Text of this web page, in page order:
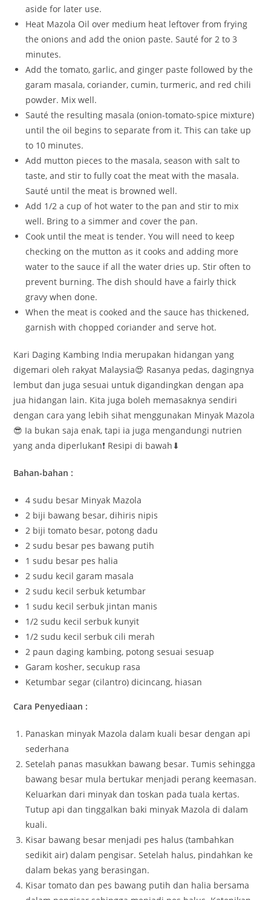
aside for later use.
Heat Mazola Oil over medium heat leftover from frying
the onions and add the onion paste. Sauté for 2 to 3
minutes.
Add the tomato, garlic, and ginger paste followed by the
garam masala, coriander, cumin, turmeric, and red chili
powder. Mix well.
Sauté the resulting masala (onion-tomato-spice mixture)
until the oil begins to separate from it. This can take up
to 10 minutes.
Add mutton pieces to the masala, season with salt to
taste, and stir to fully coat the meat with the masala.
Sauté until the meat is browned well.
Add 1/2 a cup of hot water to the pan and stir to mix
well. Bring to a simmer and cover the pan.
Cook until the meat is tender. You will need to keep
checking on the mutton as it cooks and adding more
water to the sauce if all the water dries up. Stir often to
prevent burning. The dish should have a fairly thick
gravy when done.
When the meat is cooked and the sauce has thickened,
garnish with chopped coriander and serve hot.
Kari Daging Kambing India merupakan hidangan yang
digemari oleh rakyat Malaysia😍 Rasanya pedas, dagingnya
lembut dan juga sesuai untuk digandingkan dengan apa
jua hidangan lain. Kita juga boleh memasaknya sendiri
dengan cara yang lebih sihat menggunakan Minyak Mazola
😎 Ia bukan saja enak, tapi ia juga mengandungi nutrien
yang anda diperlukan❗ Resipi di bawah⬇
Bahan-bahan :
4 sudu besar Minyak Mazola
2 biji bawang besar, dihiris nipis
2 biji tomato besar, potong dadu
2 sudu besar pes bawang putih
1 sudu besar pes halia
2 sudu kecil garam masala
2 sudu kecil serbuk ketumbar
1 sudu kecil serbuk jintan manis
1/2 sudu kecil serbuk kunyit
1/2 sudu kecil serbuk cili merah
2 paun daging kambing, potong sesuai sesuap
Garam kosher, secukup rasa
Ketumbar segar (cilantro) dicincang, hiasan
Cara Penyediaan :
Panaskan minyak Mazola dalam kuali besar dengan api
sederhana
Setelah panas masukkan bawang besar. Tumis sehingga
bawang besar mula bertukar menjadi perang keemasan.
Keluarkan dari minyak dan toskan pada tuala kertas.
Tutup api dan tinggalkan baki minyak Mazola di dalam
kuali.
Kisar bawang besar menjadi pes halus (tambahkan
sedikit air) dalam pengisar. Setelah halus, pindahkan ke
dalam bekas yang berasingan.
Kisar tomato dan pes bawang putih dan halia bersama